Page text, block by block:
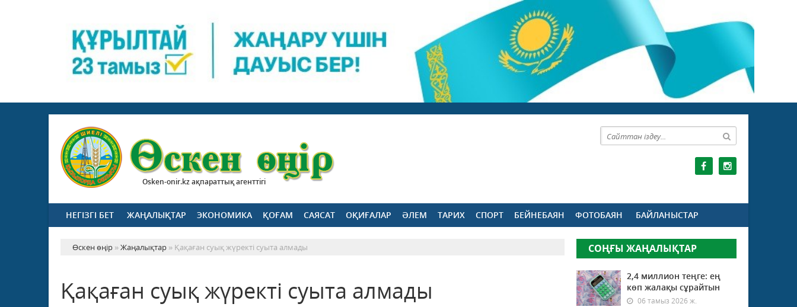
Osken-onir.kz ақпараттық агенттігі
НЕГІЗГІ БЕТ ЖАҢАЛЫҚТАР ЭКОНОМИКА ҚОҒАМ САЯСАТ ОҚИҒАЛАР ӘЛЕМ ТАРИХ СПОРТ БЕЙНЕБАЯН ФОТОБАЯН БАЙЛАНЫСТАР
Өскен өңір »Жаңалықтар » Қақаған суық жүректі суыта алмады
Қақаған суық жүректі суыта алмады
СОҢҒЫ ЖАҢАЛЫҚТАР
2,4 миллион теңге: ең
көп жалақы сұрайтын
06 тамыз 2026 ж.